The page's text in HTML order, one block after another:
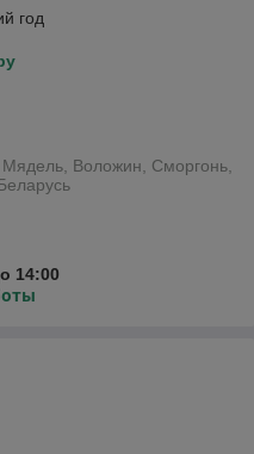
год
Воложин, Сморгонь,
14:00